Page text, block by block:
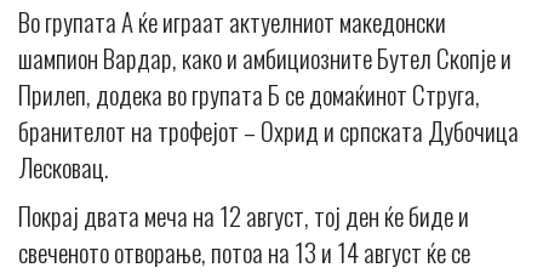
Во групата А ќе играат актуелниот македонски
шампион Вардар, како и амбициозните Бутел Скопје и
Прилеп, додека во групата Б се домаќинот Струга,
бранителот на трофејот – Охрид и српската Дубочица
Лесковац.
Покрај двата меча на 12 август, тој ден ќе биде и
свеченото отворање, потоа на 13 и 14 август ќе се